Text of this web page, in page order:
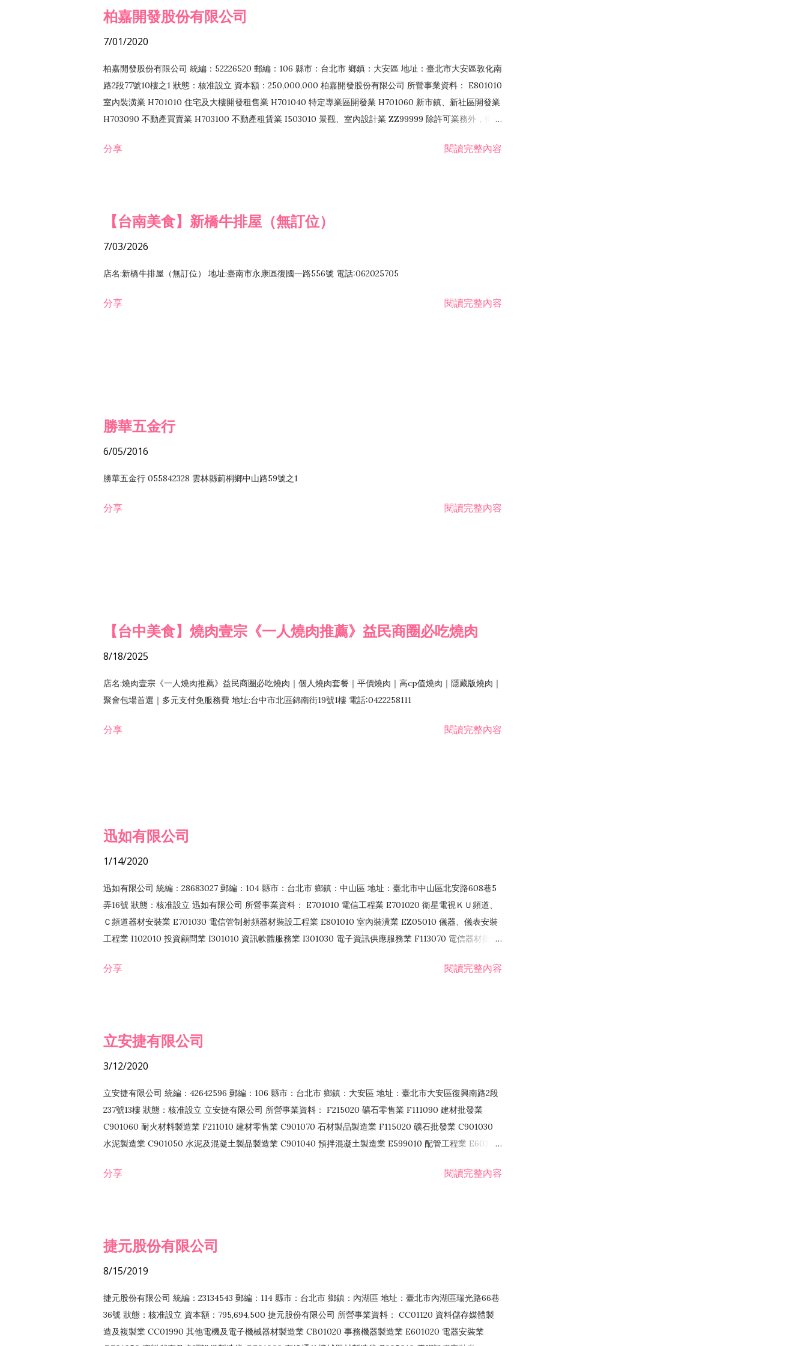
柏嘉開發股份有限公司
7/01/2020
柏嘉開發股份有限公司 統編：52226520 郵編：106 縣市：台北市 鄉鎮：大安區 地址：臺北市大安區敦化南
路2段77號10樓之1 狀態：核准設立 資本額：250,000,000 柏嘉開發股份有限公司 所營事業資料： E801010
室內裝潢業 H701010 住宅及大樓開發租售業 H701040 特定專業區開發業 H701060 新市鎮、新社區開發業
H703090 不動產買賣業 H703100 不動產租賃業 I503010 景觀、室內設計業 ZZ99999 除許可業務外，得經
分享 閱讀完整內容
【台南美食】新橋牛排屋（無訂位）
7/03/2026
店名:新橋牛排屋（無訂位） 地址:臺南市永康區復國一路556號 電話:062025705
分享 閱讀完整內容
勝華五金行
6/05/2016
勝華五金行 055842328 雲林縣莿桐鄉中山路59號之1
分享 閱讀完整內容
【台中美食】燒肉壹宗《一人燒肉推薦》益民商圈必吃燒肉
8/18/2025
店名:燒肉壹宗《一人燒肉推薦》益民商圈必吃燒肉｜個人燒肉套餐｜平價燒肉｜高cp值燒肉｜隱藏版燒肉｜
聚會包場首選｜多元支付免服務費 地址:台中市北區錦南街19號1樓 電話:0422258111
分享 閱讀完整內容
迅如有限公司
1/14/2020
迅如有限公司 統編：28683027 郵編：104 縣市：台北市 鄉鎮：中山區 地址：臺北市中山區北安路608巷5
弄16號 狀態：核准設立 迅如有限公司 所營事業資料： E701010 電信工程業 E701020 衛星電視ＫＵ頻道、
Ｃ頻道器材安裝業 E701030 電信管制射頻器材裝設工程業 E801010 室內裝潢業 EZ05010 儀器、儀表安裝
工程業 I102010 投資顧問業 I301010 資訊軟體服務業 I301030 電子資訊供應服務業 F113070 電信器材批發
務 F102030 菸酒批發業 F203020 菸酒零售業 F401171 酒類輸入業
分享 閱讀完整內容
立安捷有限公司
3/12/2020
立安捷有限公司 統編：42642596 郵編：106 縣市：台北市 鄉鎮：大安區 地址：臺北市大安區復興南路2段
237號13樓 狀態：核准設立 立安捷有限公司 所營事業資料： F215020 礦石零售業 F111090 建材批發業
C901060 耐火材料製造業 F211010 建材零售業 C901070 石材製品製造業 F115020 礦石批發業 C901030
水泥製造業 C901050 水泥及混凝土製品製造業 C901040 預拌混凝土製造業 E599010 配管工程業 E603110
EZ99990 其他工程業 F102170 食品什貨批發業 F106020 日常用品批發業 F108031 醫療器材批發業
分享 閱讀完整內容
捷元股份有限公司
8/15/2019
捷元股份有限公司 統編：23134543 郵編：114 縣市：台北市 鄉鎮：內湖區 地址：臺北市內湖區瑞光路66巷
36號 狀態：核准設立 資本額：795,694,500 捷元股份有限公司 所營事業資料： CC01120 資料儲存媒體製
造及複製業 CC01990 其他電機及電子機械器材製造業 CB01020 事務機器製造業 E601020 電器安裝業